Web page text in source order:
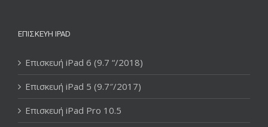
ΕΠΙΣΚΕΥΉ IPAD
Επισκευή iPad 6 (9.7 “/2018)
Επισκευή iPad 5 (9.7″/2017)
Επισκευή iPad Pro 10.5